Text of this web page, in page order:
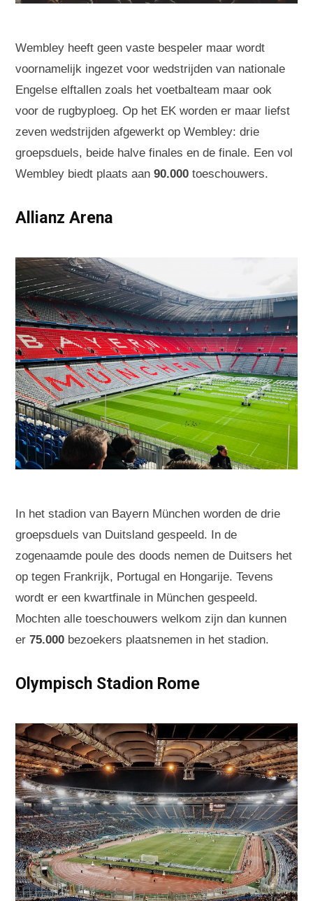
Wembley heeft geen vaste bespeler maar wordt
voornamelijk ingezet voor wedstrijden van nationale
Engelse elftallen zoals het voetbalteam maar ook
voor de rugbyploeg. Op het EK worden er maar liefst
zeven wedstrijden afgewerkt op Wembley: drie
groepsduels, beide halve finales en de finale. Een vol
Wembley biedt plaats aan 90.000 toeschouwers.
Allianz Arena
In het stadion van Bayern München worden de drie
groepsduels van Duitsland gespeeld. In de
zogenaamde poule des doods nemen de Duitsers het
op tegen Frankrijk, Portugal en Hongarije. Tevens
wordt er een kwartfinale in München gespeeld.
Mochten alle toeschouwers welkom zijn dan kunnen
er 75.000 bezoekers plaatsnemen in het stadion.
Olympisch Stadion Rome